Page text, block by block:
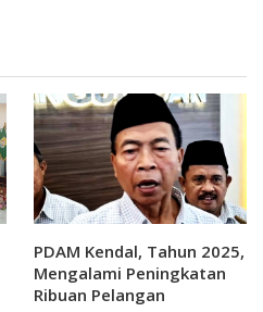
PDAM Kendal, Tahun 2025,
Mengalami Peningkatan
Ribuan Pelangan